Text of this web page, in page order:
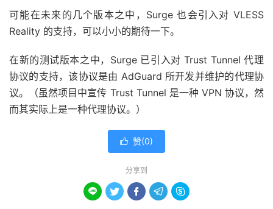
可能在未来的几个版本之中，Surge 也会引入对 VLESS
Reality 的支持，可以小小的期待一下。
在新的测试版本之中，Surge 已引入对 Trust Tunnel 代理
协议的支持，该协议是由 AdGuard 所开发并维护的代理协
议。（虽然项目中宣传 Trust Tunnel 是一种 VPN 协议，然
而其实际上是一种代理协议。）
 赞(0)
分享到
    